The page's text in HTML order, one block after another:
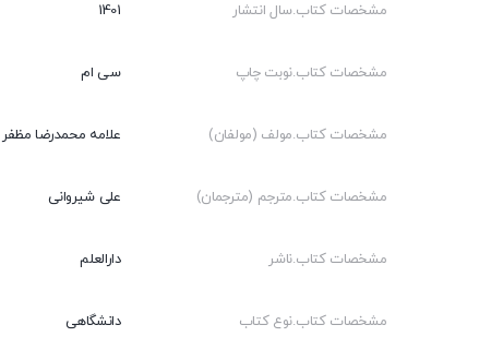
مشخصات کتاب.سال انتشار 1401
مشخصات کتاب.نوبت چاپ سی ام
مشخصات کتاب.مولف (مولفان) علامه محمدرضا مظفر
مشخصات کتاب.مترجم (مترجمان) علی شیروانی
مشخصات کتاب.ناشر دارالعلم
مشخصات کتاب.نوع کتاب دانشگاهی